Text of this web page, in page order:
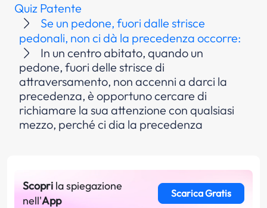
Quiz Patente
Se un pedone, fuori dalle strisce
pedonali, non ci dà la precedenza occorre:
In un centro abitato, quando un
pedone, fuori delle strisce di
attraversamento, non accenni a darci la
precedenza, è opportuno cercare di
richiamare la sua attenzione con qualsiasi
mezzo, perché ci dia la precedenza
Scopri la spiegazione
nell'App
Scarica Gratis